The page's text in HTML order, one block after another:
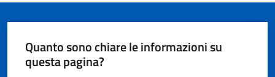
Quanto sono chiare le informazioni su
questa pagina?